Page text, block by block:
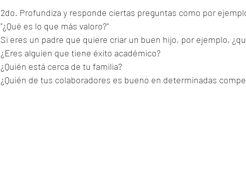
2do. Profundiza y responde ciertas preguntas como por
"¿Qué es lo que más valoro?"
Si eres un padre que quiere criar un buen hijo, por ejemplo,
¿Eres alguien que tiene éxito académico?
¿Quién está cerca de tu familia?
¿Quién de tus colaboradores es bueno en determinadas